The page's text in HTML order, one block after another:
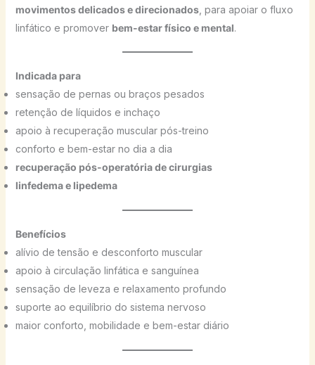
movimentos delicados e direcionados, para apoiar o fluxo
linfático e promover bem-estar físico e mental.
Indicada para
sensação de pernas ou braços pesados
retenção de líquidos e inchaço
apoio à recuperação muscular pós-treino
conforto e bem-estar no dia a dia
recuperação pós-operatória de cirurgias
linfedema e lipedema
Benefícios
alívio de tensão e desconforto muscular
apoio à circulação linfática e sanguínea
sensação de leveza e relaxamento profundo
suporte ao equilíbrio do sistema nervoso
maior conforto, mobilidade e bem-estar diário